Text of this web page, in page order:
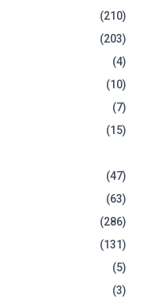
(210)
(203)
(4)
(10)
(7)
(15)
(47)
(63)
(286)
(131)
(5)
(3)